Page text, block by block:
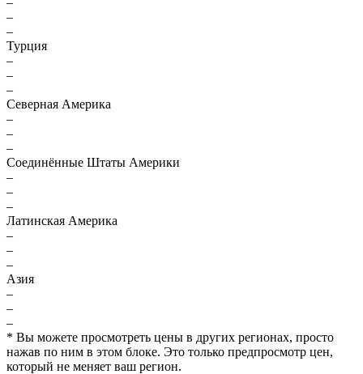
–
–
Турция
–
–
–
Северная Америка
–
–
–
Соединённые Штаты Америки
–
–
–
Латинская Америка
–
–
–
Азия
–
–
–
* Вы можете просмотреть цены в других регионах, просто
нажав по ним в этом блоке. Это только предпросмотр цен,
который не меняет ваш регион.